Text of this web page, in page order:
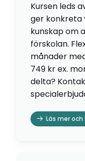
Kursen leds
ger konkreta
kunskap om
förskolan.
månader
749 kr ex.
delta?
Läs mer och